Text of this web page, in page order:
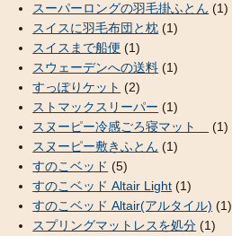
スーパーロングの羽毛掛ふとん (1)
スイスに羽毛布団と枕 (1)
スイスまで船便 (1)
スウェーデンへの送料 (1)
すっぽりケット (2)
ストマックスリーパー (1)
スヌーピー冷感ごろ寝マット
(1)
スヌーピー敷きふとん (1)
すのこベッド (5)
すのこベッド Altair Light (1)
すのこベッド Altair(アルタイル) (1)
スプリングマットレスを処分 (1)